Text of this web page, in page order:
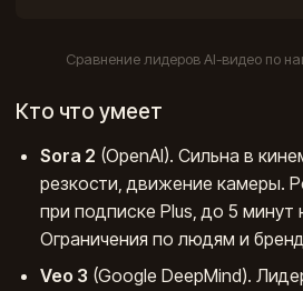
Сравнение лидеров AI-видео по
Кто что умеет
Sora 2 (OpenAI). Сильна в
резкости, движение камеры.
при подписке Plus, до 5 минут
Ограничения по людям и
Veo 3 (Google DeepMind).